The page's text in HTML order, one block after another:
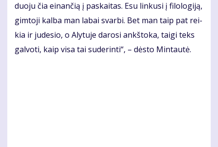
duo­ju čia ei­nan­čią į pa­skai­tas. Esu lin­ku­si į fi­lo­lo­gi­ją,
gim­to­ji kal­ba man la­bai svar­bi. Bet man taip pat rei­
kia ir ju­de­sio, o Aly­tu­je da­ro­si ankš­to­ka, tai­gi teks
gal­vo­ti, kaip vi­sa tai su­de­rin­ti“, – dės­to Min­tau­tė.